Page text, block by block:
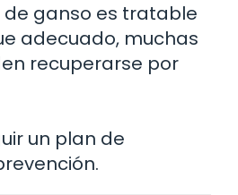
de ganso es tratable
adecuado, muchas
recuperarse por
un plan de